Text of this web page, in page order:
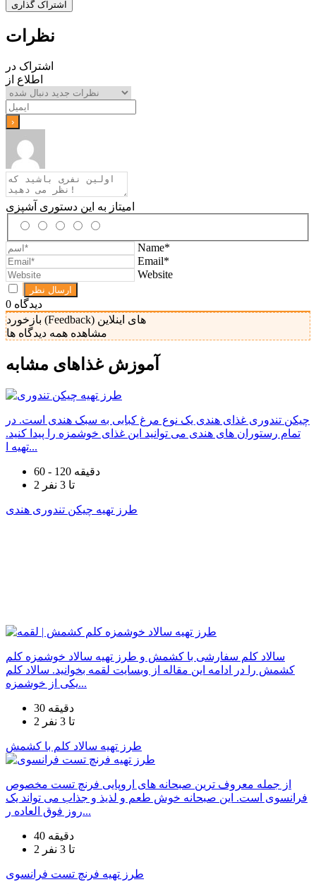
اشتراک گذاری
نظرات
اشتراک در
اطلاع از
امیتاز به این دستوری آشپزی
Name*
Email*
Website
0 دیدگاه
بازخورد (Feedback) های اینلاین
مشاهده همه دیدگاه ها
آموزش غذا‌های مشابه
چیکن تندوری غذای هندی یک نوع مرغ کبابی به سبک هندی است. در
تمام رستوران های هندی می توانید این غذای خوشمزه را پیدا کنید.
تهیه ا...
60 - 120 دقیقه
2 تا 3 نفر
طرز تهیه چیکن تندوری هندی
سالاد کلم سفارشی با کشمش و طرز تهیه سالاد خوشمزه کلم
کشمش را در ادامه این مقاله از وبسایت لقمه بخوانید. سالاد کلم
یکی از خوشمزه...
30 دقیقه
2 تا 3 نفر
طرز تهیه سالاد کلم با کشمش
از جمله معروف ترین صبحانه های اروپایی فرنچ تست مخصوص
فرانسوی است. این صبحانه خوش طعم و لذیذ و جذاب می تواند یک
روز فوق العاده ر...
40 دقیقه
2 تا 3 نفر
طرز تهیه فرنچ تست فرانسوی